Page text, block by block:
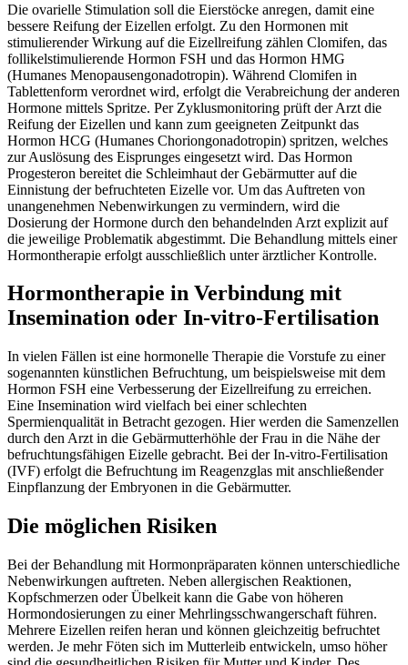
Die ovarielle Stimulation soll die Eierstöcke anregen, damit eine
bessere Reifung der Eizellen erfolgt. Zu den Hormonen mit
stimulierender Wirkung auf die Eizellreifung zählen Clomifen, das
follikelstimulierende Hormon FSH und das Hormon HMG
(Humanes Menopausengonadotropin). Während Clomifen in
Tablettenform verordnet wird, erfolgt die Verabreichung der anderen
Hormone mittels Spritze. Per Zyklusmonitoring prüft der Arzt die
Reifung der Eizellen und kann zum geeigneten Zeitpunkt das
Hormon HCG (Humanes Choriongonadotropin) spritzen, welches
zur Auslösung des Eisprunges eingesetzt wird. Das Hormon
Progesteron bereitet die Schleimhaut der Gebärmutter auf die
Einnistung der befruchteten Eizelle vor. Um das Auftreten von
unangenehmen Nebenwirkungen zu vermindern, wird die
Dosierung der Hormone durch den behandelnden Arzt explizit auf
die jeweilige Problematik abgestimmt. Die Behandlung mittels einer
Hormontherapie erfolgt ausschließlich unter ärztlicher Kontrolle.
Hormontherapie in Verbindung mit
Insemination oder In-vitro-Fertilisation
In vielen Fällen ist eine hormonelle Therapie die Vorstufe zu einer
sogenannten künstlichen Befruchtung, um beispielsweise mit dem
Hormon FSH eine Verbesserung der Eizellreifung zu erreichen.
Eine Insemination wird vielfach bei einer schlechten
Spermienqualität in Betracht gezogen. Hier werden die Samenzellen
durch den Arzt in die Gebärmutterhöhle der Frau in die Nähe der
befruchtungsfähigen Eizelle gebracht. Bei der In-vitro-Fertilisation
(IVF) erfolgt die Befruchtung im Reagenzglas mit anschließender
Einpflanzung der Embryonen in die Gebärmutter.
Die möglichen Risiken
Bei der Behandlung mit Hormonpräparaten können unterschiedliche
Nebenwirkungen auftreten. Neben allergischen Reaktionen,
Kopfschmerzen oder Übelkeit kann die Gabe von höheren
Hormondosierungen zu einer Mehrlingsschwangerschaft führen.
Mehrere Eizellen reifen heran und können gleichzeitig befruchtet
werden. Je mehr Föten sich im Mutterleib entwickeln, umso höher